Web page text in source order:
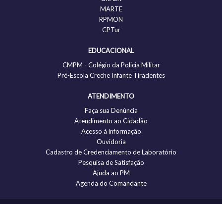
MARTE
RPMON
CPTur
EDUCACIONAL
CMPM - Colégio da Policia Militar
Pré-Escola Creche Infante Tiradentes
ATENDIMENTO
Faça sua Denúncia
Atendimento ao Cidadão
Acesso à informação
Ouvidoria
Cadastro de Credenciamento de Laboratório
Pesquisa de Satisfação
Ajuda ao PM
Agenda do Comandante